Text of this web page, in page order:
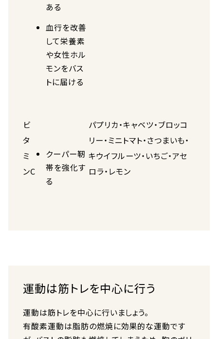
ある
血行を改善
して栄養素
や女性ホル
モンをバス
トに届ける
ビ
タ
ミ
ンC
クーパー靭
帯を強化す
る
パプリカ・キャベツ・ブロッコ
リー・ミニトマト・さつまいも・
キウイフルーツ・いちご・アセ
ロラ・レモン
運動は筋トレを中心に行う
運動は筋トレを中心に行いましょう。
有酸素運動は脂肪の燃焼に効果的な運動です